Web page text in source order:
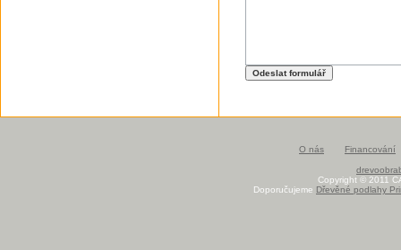
O nás Financování
Copyright © 2011
Doporučujeme Dřevěné podlahy